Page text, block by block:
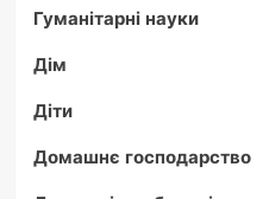
Гуманітарні науки
Дім
Діти
Домашнє господарство